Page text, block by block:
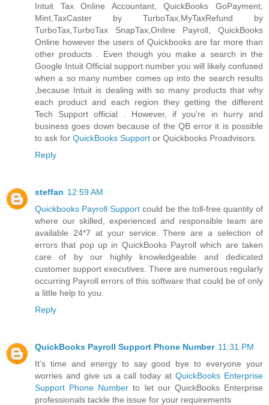
Intuit Tax Online Accountant, QuickBooks GoPayment,
Mint,TaxCaster by TurboTax,MyTaxRefund by
TurboTax,TurboTax SnapTax,Online Payroll, QuickBooks
Online however the users of Quickbooks are far more than
other products . Even though you make a search in the
Google Intuit Official support number you will likely confused
when a so many number comes up into the search results
,because Intuit is dealing with so many products that why
each product and each region they getting the different
Tech Support official . However, if you're in hurry and
business goes down because of the QB error it is possible
to ask for QuickBooks Support or Quickbooks Proadvisors.
Reply
steffan 12:59 AM
Quickbooks Payroll Support could be the toll-free quantity of
where our skilled, experienced and responsible team are
available 24*7 at your service. There are a selection of
errors that pop up in QuickBooks Payroll which are taken
care of by our highly knowledgeable and dedicated
customer support executives. There are numerous regularly
occurring Payroll errors of this software that could be of only
a little help to you.
Reply
QuickBooks Payroll Support Phone Number 11:31 PM
It’s time and energy to say good bye to everyone your
worries and give us a call today atQuickBooks Enterprise
Support Phone Number to let our QuickBooks Enterprise
professionals tackle the issue for your requirements